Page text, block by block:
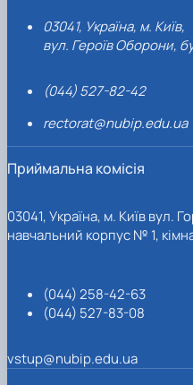
03041, Україна, м. Київ,
вул. Героїв Оборони,
(044) 527-82-42
rectorat@nubip.edu.ua
Приймальна комісія
03041, Україна, м. Київ вул.
навчальний корпус № 1,
(044) 258-42-63
(044) 527-83-08
vstup@nubip.edu.ua